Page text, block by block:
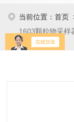
当前位置：首页
1603颗粒物采样